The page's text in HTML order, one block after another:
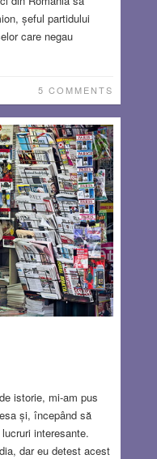
șeful partidului
care negau
5 COMMENTS
istorie, mi-am pus
și, începând să
interesante.
dar eu detest acest